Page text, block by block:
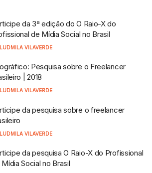
da 3ª edição do O Raio-X do
de Mídia Social no Brasil
LUDMILA VILAVERDE
Pesquisa sobre o Freelancer
| 2018
LUDMILA VILAVERDE
da pesquisa sobre o freelancer
LUDMILA VILAVERDE
da pesquisa O Raio-X do Profissional
Social no Brasil